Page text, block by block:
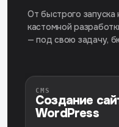
От быстрого запуска
кастомной
— под свою задачу,
CMS
Создание
WordPress